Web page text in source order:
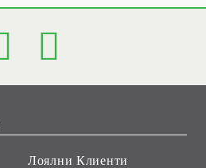
Лоялни Клиенти